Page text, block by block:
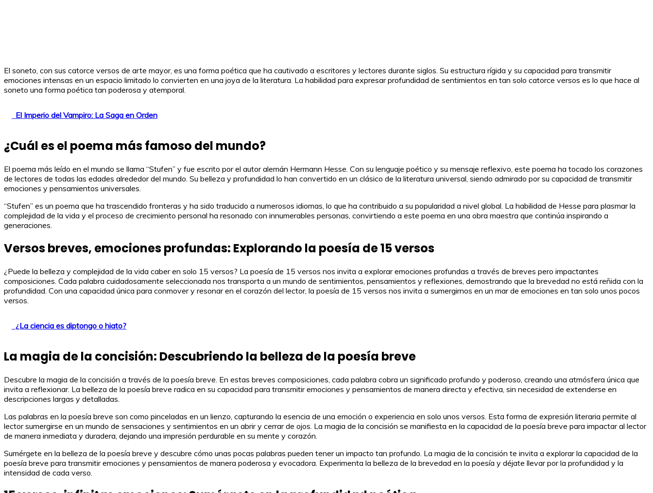
El soneto, con sus catorce versos de arte mayor, es una forma poética que ha cautivado a escritores y lectores durante siglos. Su estructura rígida y su capacidad para transmitir
emociones intensas en un espacio limitado lo convierten en una joya de la literatura. La habilidad para expresar profundidad de sentimientos en tan solo catorce versos es lo que hace al
soneto una forma poética tan poderosa y atemporal.
El Imperio del Vampiro: La Saga en Orden
¿Cuál es el poema más famoso del mundo?
El poema más leído en el mundo se llama “Stufen” y fue escrito por el autor alemán Hermann Hesse. Con su lenguaje poético y su mensaje reflexivo, este poema ha tocado los corazones
de lectores de todas las edades alrededor del mundo. Su belleza y profundidad lo han convertido en un clásico de la literatura universal, siendo admirado por su capacidad de transmitir
emociones y pensamientos universales.
“Stufen” es un poema que ha trascendido fronteras y ha sido traducido a numerosos idiomas, lo que ha contribuido a su popularidad a nivel global. La habilidad de Hesse para plasmar la
complejidad de la vida y el proceso de crecimiento personal ha resonado con innumerables personas, convirtiendo a este poema en una obra maestra que continúa inspirando a
generaciones.
Versos breves, emociones profundas: Explorando la poesía de 15 versos
¿Puede la belleza y complejidad de la vida caber en solo 15 versos? La poesía de 15 versos nos invita a explorar emociones profundas a través de breves pero impactantes
composiciones. Cada palabra cuidadosamente seleccionada nos transporta a un mundo de sentimientos, pensamientos y reflexiones, demostrando que la brevedad no está reñida con la
profundidad. Con una capacidad única para conmover y resonar en el corazón del lector, la poesía de 15 versos nos invita a sumergirnos en un mar de emociones en tan solo unos pocos
versos.
¿La ciencia es diptongo o hiato?
La magia de la concisión: Descubriendo la belleza de la poesía breve
Descubre la magia de la concisión a través de la poesía breve. En estas breves composiciones, cada palabra cobra un significado profundo y poderoso, creando una atmósfera única que
invita a reflexionar. La belleza de la poesía breve radica en su capacidad para transmitir emociones y pensamientos de manera directa y efectiva, sin necesidad de extenderse en
descripciones largas y detalladas.
Las palabras en la poesía breve son como pinceladas en un lienzo, capturando la esencia de una emoción o experiencia en solo unos versos. Esta forma de expresión literaria permite al
lector sumergirse en un mundo de sensaciones y sentimientos en un abrir y cerrar de ojos. La magia de la concisión se manifiesta en la capacidad de la poesía breve para impactar al lector
de manera inmediata y duradera, dejando una impresión perdurable en su mente y corazón.
Sumérgete en la belleza de la poesía breve y descubre cómo unas pocas palabras pueden tener un impacto tan profundo. La magia de la concisión te invita a explorar la capacidad de la
poesía breve para transmitir emociones y pensamientos de manera poderosa y evocadora. Experimenta la belleza de la brevedad en la poesía y déjate llevar por la profundidad y la
intensidad de cada verso.